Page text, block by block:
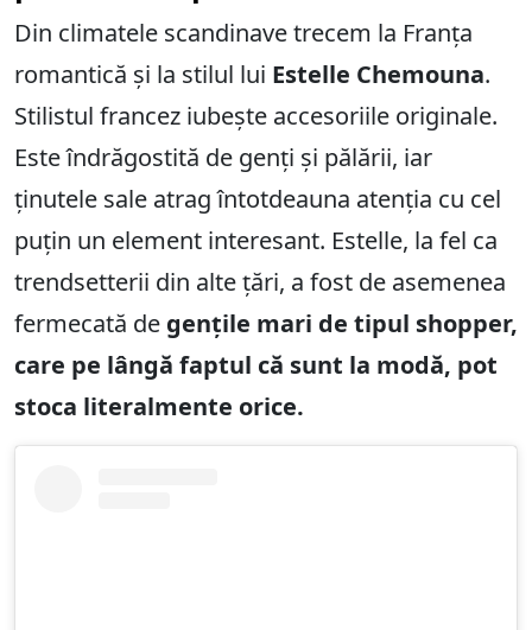
Din climatele scandinave trecem la Franța
romantică și la stilul lui Estelle Chemouna.
Stilistul francez iubește accesoriile originale.
Este îndrăgostită de genți și pălării, iar
ținutele sale atrag întotdeauna atenția cu cel
puțin un element interesant. Estelle, la fel ca
trendsetterii din alte țări, a fost de asemenea
fermecată de gențile mari de tipul shopper,
care pe lângă faptul că sunt la modă, pot
stoca literalmente orice.